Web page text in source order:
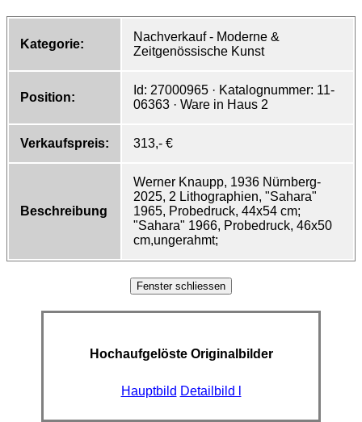
Kategorie:
Nachverkauf - Moderne &
Zeitgenössische Kunst
Position:
Id: 27000965 · Katalognummer: 11-
06363 · Ware in Haus 2
Verkaufspreis: 313,- €
Beschreibung
Werner Knaupp, 1936 Nürnberg-
2025, 2 Lithographien, "Sahara"
1965, Probedruck, 44x54 cm;
"Sahara" 1966, Probedruck, 46x50
cm,ungerahmt;
Hochaufgelöste Originalbilder
Hauptbild Detailbild l